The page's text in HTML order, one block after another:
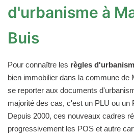
d'urbanisme à
Buis
Pour connaître les règles
bien immobilier dans la commune de
se reporter aux documents
majorité des cas, c'est un PLU ou un
Depuis 2000, ces nouveaux cadres
progressivement les POS et autre